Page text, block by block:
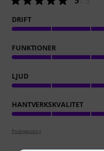
DRIFT
FUNKTIONER
LJUD
HANTVERKSKVALITET
Poängpolicy